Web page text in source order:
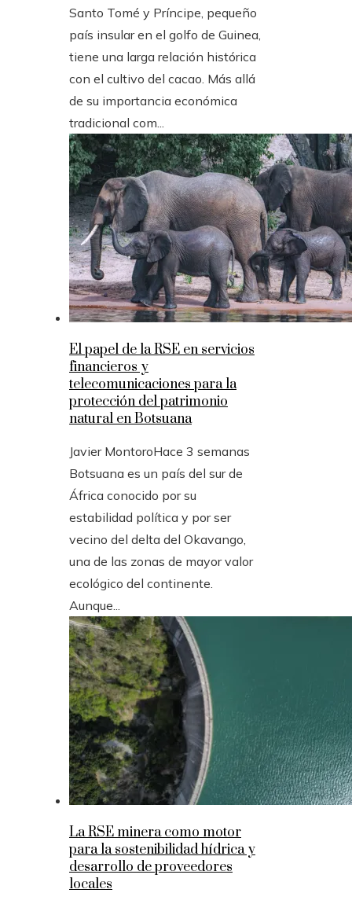
Santo Tomé y Príncipe, pequeño
país insular en el golfo de Guinea,
tiene una larga relación histórica
con el cultivo del cacao. Más allá
de su importancia económica
tradicional com...
El papel de la RSE en servicios
financieros y
telecomunicaciones para la
protección del patrimonio
natural en Botsuana
Javier MontoroHace 3 semanas
Botsuana es un país del sur de
África conocido por su
estabilidad política y por ser
vecino del delta del Okavango,
una de las zonas de mayor valor
ecológico del continente.
Aunque...
La RSE minera como motor
para la sostenibilidad hídrica y
desarrollo de proveedores
locales